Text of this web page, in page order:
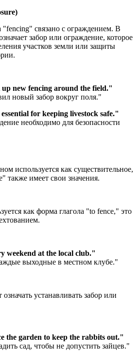
"fencing" связано с ограждением. В
забор или ограждение, которое
участков земли или защиты
new fencing around the field."
новый забор вокруг поля."
for keeping livestock safe."
необходимо для безопасности
используется как существительное,
также имеет свои значения.
как форма глагола "to fence," это
weekend at the local club."
выходные в местном клубе."
устанавливать забор или
the garden to keep the rabbits out."
сад, чтобы не допустить зайцев."